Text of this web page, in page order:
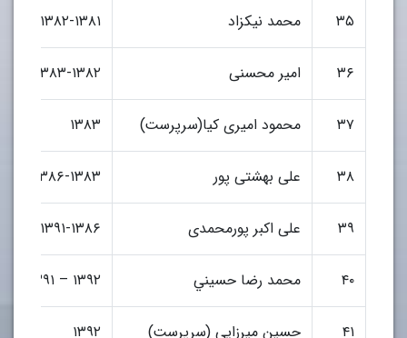
۳۵ محمد نیکزاد ۱۳۸۲-۱۳۸۱
۳۶ امیر محسنی ۱۳۸۳-۱۳۸۲
۳۷ محمود امیری کیا(سرپرست) ۱۳۸۳
۳۸ علی بهشتی پور ۱۳۸۶-۱۳۸۳
۳۹ علی اکبر پورمحمدی ۱۳۹۱-۱۳۸۶
۴۰ محمد رضا حسيني ۱۳۹۲ – ۱۳۹۱
۴۱ حسین میرزایی (سرپرست) ۱۳۹۲